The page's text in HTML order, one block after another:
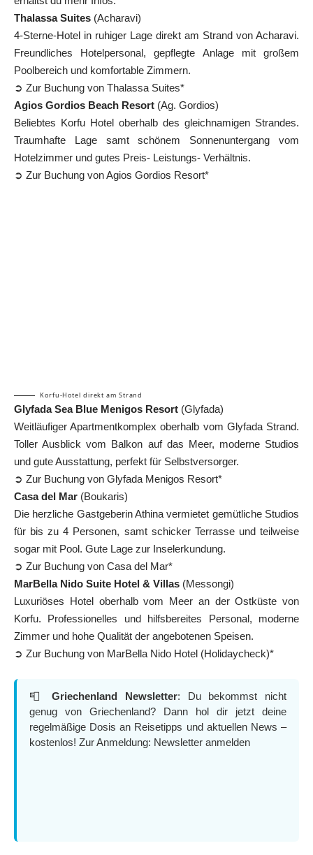
Thalassa Suites (Acharavi)
4-Sterne-Hotel in ruhiger Lage direkt am Strand von Acharavi.
Freundliches Hotelpersonal, gepflegte Anlage mit großem
Poolbereich und komfortable Zimmern.
➲ Zur Buchung von Thalassa Suites*
Agios Gordios Beach Resort (Ag. Gordios)
Beliebtes Korfu Hotel oberhalb des gleichnamigen Strandes.
Traumhafte Lage samt schönem Sonnenuntergang vom
Hotelzimmer und gutes Preis- Leistungs- Verhältnis.
➲ Zur Buchung von Agios Gordios Resort*
Korfu-Hotel direkt am Strand
Glyfada Sea Blue Menigos Resort (Glyfada)
Weitläufiger Apartmentkomplex oberhalb vom Glyfada Strand.
Toller Ausblick vom Balkon auf das Meer, moderne Studios
und gute Ausstattung, perfekt für Selbstversorger.
➲ Zur Buchung von Glyfada Menigos Resort*
Casa del Mar (Boukaris)
Die herzliche Gastgeberin Athina vermietet gemütliche Studios
für bis zu 4 Personen, samt schicker Terrasse und teilweise
sogar mit Pool. Gute Lage zur Inselerkundung.
➲ Zur Buchung von Casa del Mar*
MarBella Nido Suite Hotel & Villas (Messongi)
Luxuriöses Hotel oberhalb vom Meer an der Ostküste von
Korfu. Professionelles und hilfsbereites Personal, moderne
Zimmer und hohe Qualität der angebotenen Speisen.
➲ Zur Buchung von MarBella Nido Hotel (Holidaycheck)*
📮Griechenland Newsletter: Du bekommst nicht
genug von Griechenland? Dann hol dir jetzt deine
regelmäßige Dosis an Reisetipps und aktuellen News –
kostenlos! Zur Anmeldung: Newsletter anmelden